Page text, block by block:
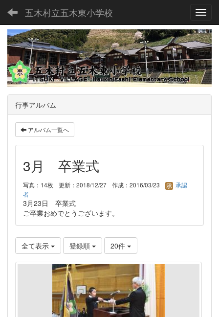
五木村立五木東小学校
行事アルバム
アルバム一覧へ
3月 卒業式
写真：14枚 更新：2018/12/27 作成：2016/03/23
承認
者
3月23日 卒業式
ご卒業おめでとうございます。
全て表示 登録順 20件